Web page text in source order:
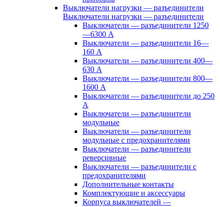
Выключатели нагрузки — разъединители
Выключатели нагрузки — разъединители
Выключатели — разъединители 1250
—6300 А
Выключатели — разъединители 16—
160 А
Выключатели — разъединители 400—
630 А
Выключатели — разъединители 800—
1600 А
Выключатели — разъединители до 250
А
Выключатели — разъединители
модульные
Выключатели — разъединители
модульные с предохранителями
Выключатели — разъединители
реверсивные
Выключатели — разъединители с
предохранителями
Дополнительные контакты
Комплектующие и аксессуары
Корпуса выключателей —